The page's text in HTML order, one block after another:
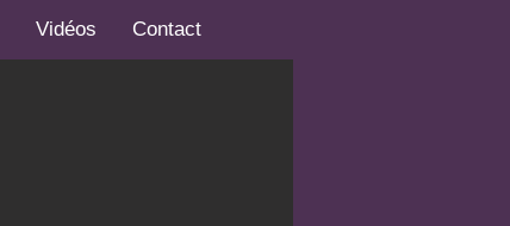
Vidéos Contact